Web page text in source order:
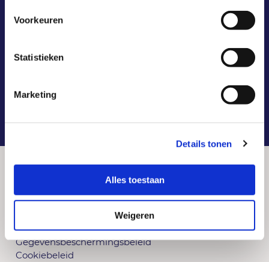
Voorkeuren
Statistieken
Marketing
Details tonen
Alles toestaan
Weigeren
Gebruiksvoorwaarden
Gegevensbeschermingsbeleid
Cookiebeleid